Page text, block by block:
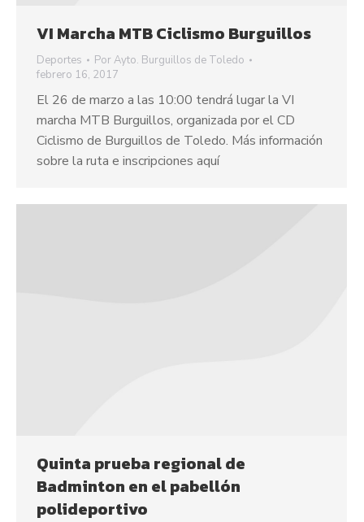
VI Marcha MTB Ciclismo Burguillos
Deportes PorAyto. Burguillos de Toledo
febrero 16, 2017
El 26 de marzo a las 10:00 tendrá lugar la VI
marcha MTB Burguillos, organizada por el CD
Ciclismo de Burguillos de Toledo. Más información
sobre la ruta e inscripciones aquí
Quinta prueba regional de
Badminton en el pabellón
polideportivo